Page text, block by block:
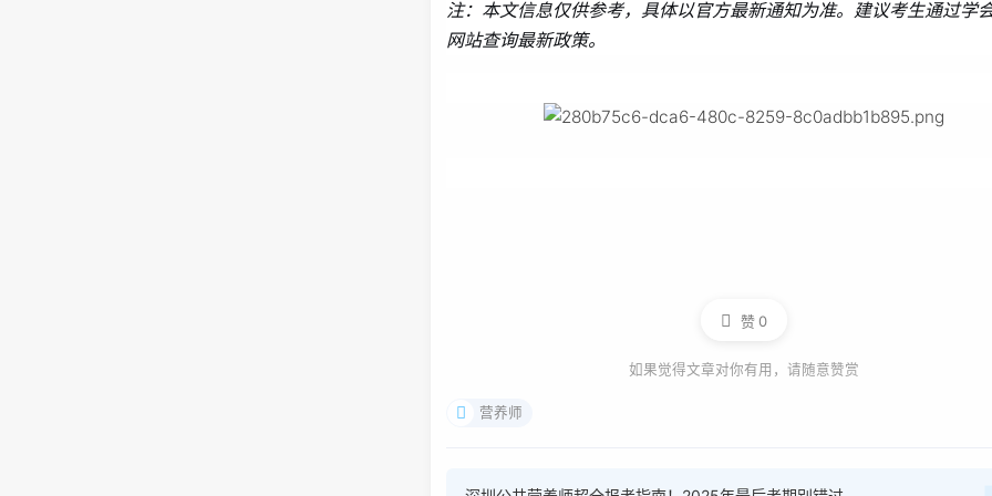
注：本文信息仅供参考，具体以官方最新通知为准。建议考生通过学
网站查询最新政策。
赞0
如果觉得文章对你有用，请随意赞赏
营养师